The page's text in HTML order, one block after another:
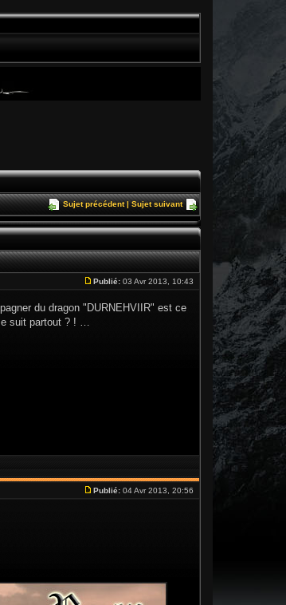
Sujet précédent|Sujet suivant
Publié: 03 Avr 2013, 10:43
du dragon "DURNEHVIIR" est ce
suit partout ? ! …
Publié: 04 Avr 2013, 20:56